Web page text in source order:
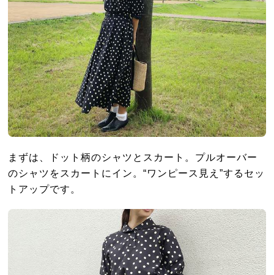
まずは、ドット柄のシャツとスカート。プルオーバー
のシャツをスカートにイン。“ワンピース見え”するセッ
トアップです。